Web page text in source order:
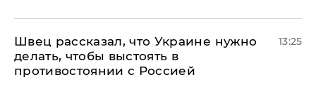
Швец рассказал, что Украине нужно
делать, чтобы выстоять в
противостоянии с Россией
13:25